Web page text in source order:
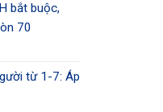
bắt buộc,
70
từ 1-7: Áp